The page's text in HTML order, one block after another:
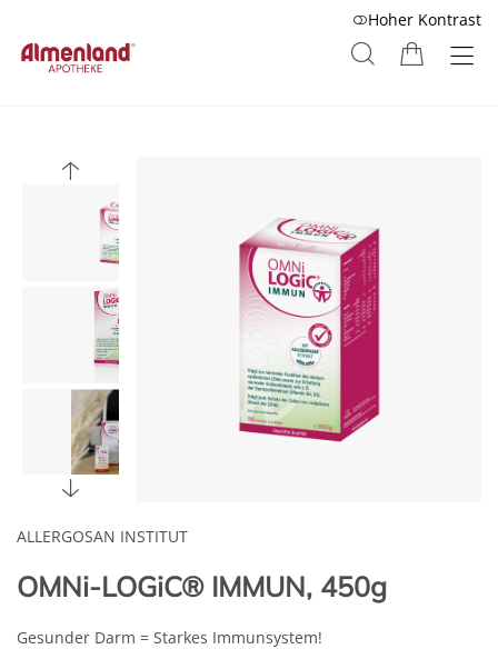
Hoher Kontrast
ALLERGOSAN INSTITUT
OMNi-LOGiC® IMMUN, 450g
Gesunder Darm = Starkes Immunsystem!